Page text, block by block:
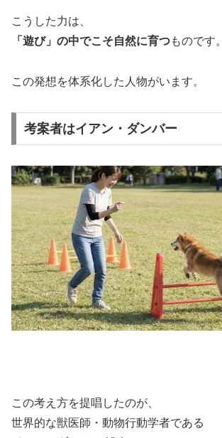
こうした力は、
「遊び」の中でこそ自然に育つものです。
この発想を体系化した人物がいます。
考案者はイアン・ダンバー
この考え方を提唱したのが、
世界的な獣医師・動物行動学者である